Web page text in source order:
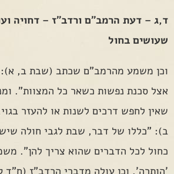
ד,ג – דעת הרמב"ם ורדב"ז – דחויה
שעושים בחול
וכן משמע מהרמב"ם שכתב (שבת ב, א):
אצל סכנת נפשות כשאר כל המצוות".
שאין לחפש דרכים לשנות או להעזר
ב): "כללו של דבר, שבת לגבי חולה שיש
כחול לכל הדברים שהוא צריך להן".
'הותרה'. וכן עולה מדברי הרדב"ז